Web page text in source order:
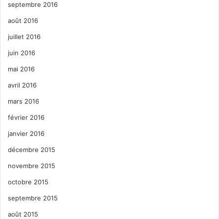
septembre 2016
août 2016
juillet 2016
juin 2016
mai 2016
avril 2016
mars 2016
février 2016
janvier 2016
décembre 2015
novembre 2015
octobre 2015
septembre 2015
août 2015